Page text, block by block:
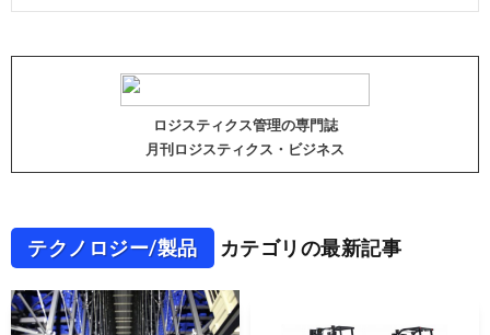
ロジスティクス管理の専門誌
月刊ロジスティクス・ビジネス
テクノロジー/製品 カテゴリの最新記事